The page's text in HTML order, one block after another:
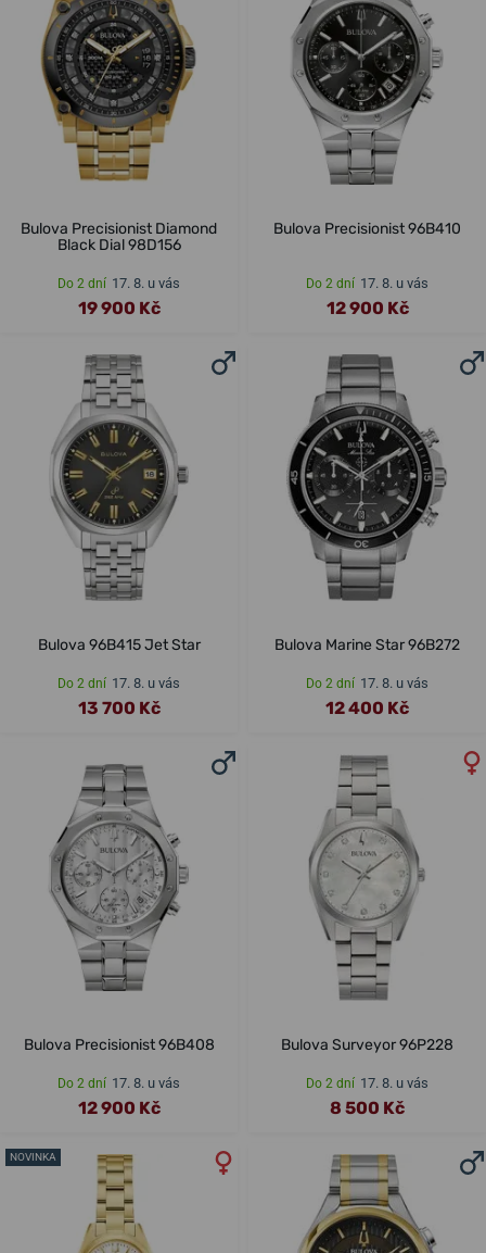
Bulova Precisionist Diamond
Black Dial 98D156
Do 2 dní 17. 8. u vás
19 900 Kč
Bulova Precisionist 96B410
Do 2 dní 17. 8. u vás
12 900 Kč
Bulova 96B415 Jet Star
Do 2 dní 17. 8. u vás
13 700 Kč
Bulova Marine Star 96B272
Do 2 dní 17. 8. u vás
12 400 Kč
Bulova Precisionist 96B408
Do 2 dní 17. 8. u vás
12 900 Kč
Bulova Surveyor 96P228
Do 2 dní 17. 8. u vás
8 500 Kč
NOVINKA